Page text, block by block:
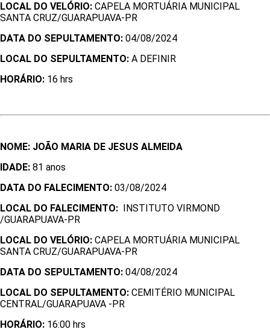
LOCAL DO VELÓRIO: CAPELA MORTUÁRIA MUNICIPAL
SANTA CRUZ/GUARAPUAVA-PR
DATA DO SEPULTAMENTO: 04/08/2024
LOCAL DO SEPULTAMENTO: A DEFINIR
HORÁRIO: 16 hrs
NOME: JOÃO MARIA DE JESUS ALMEIDA
IDADE: 81 anos
DATA DO FALECIMENTO: 03/08/2024
LOCAL DO FALECIMENTO: INSTITUTO VIRMOND
/GUARAPUAVA-PR
LOCAL DO VELÓRIO: CAPELA MORTUÁRIA MUNICIPAL
SANTA CRUZ/GUARAPUAVA-PR
DATA DO SEPULTAMENTO: 04/08/2024
LOCAL DO SEPULTAMENTO: CEMITÉRIO MUNICIPAL
CENTRAL/GUARAPUAVA -PR
HORÁRIO: 16:00 hrs